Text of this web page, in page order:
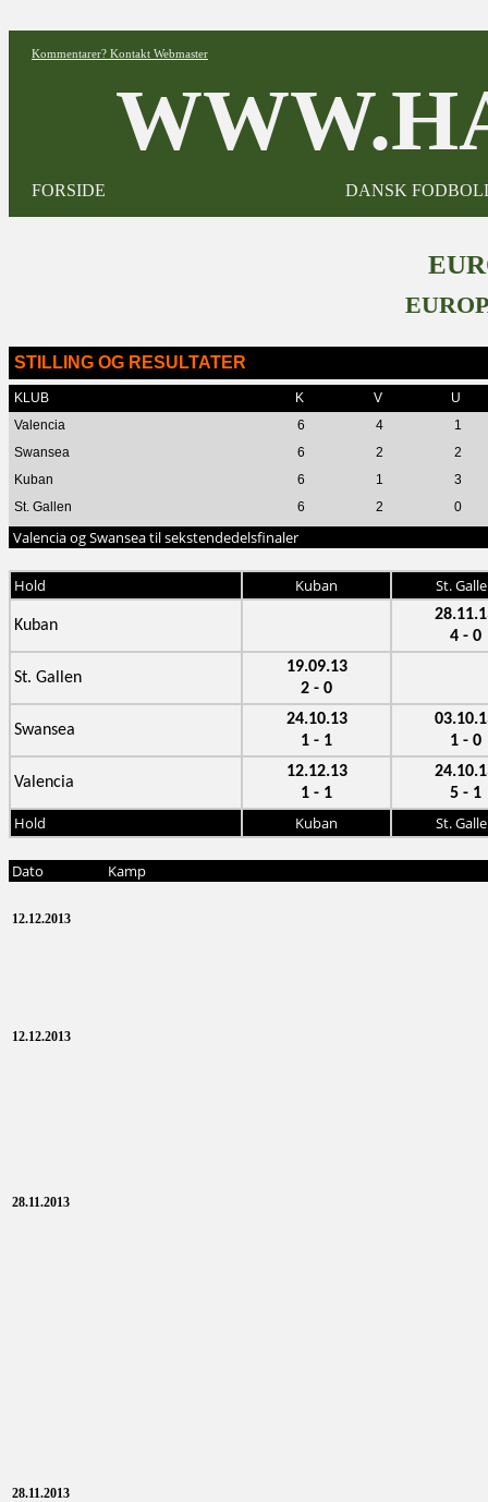
Kommentarer? Kontakt Webmaster
FORSIDE DANSK
STILLING OG RESULTATER
KLUB K V
U
Valencia
6 4
1
Swansea
6 2
2
Kuban
6 1
3
St. Gallen
6 2 0
Valencia og Swansea til sekstendedelsfinaler
Hold Kuban St.
Kuban
4 - 0
St. Gallen
19.09.13
2 - 0
Swansea
24.10.13
1 - 1
1 - 0
Valencia
12.12.13
1 - 1
5 - 1
Hold Kuban St.
Dato Kamp
12.12.2013
12.12.2013
28.11.2013
28.11.2013